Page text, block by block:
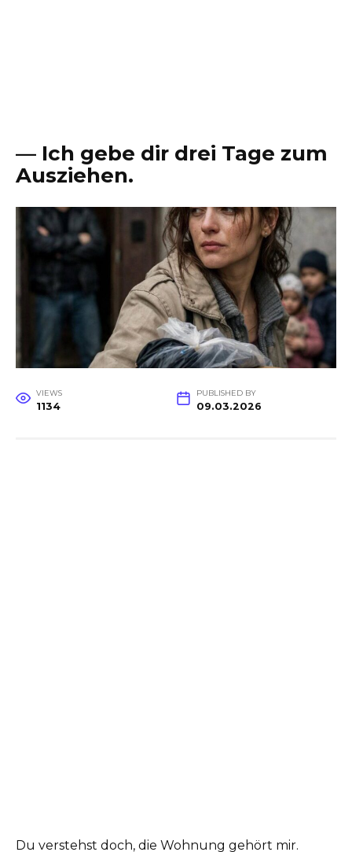
— Ich gebe dir drei Tage zum
Ausziehen.
VIEWS
1134
PUBLISHED BY
09.03.2026
Du verstehst doch, die Wohnung gehört mir.